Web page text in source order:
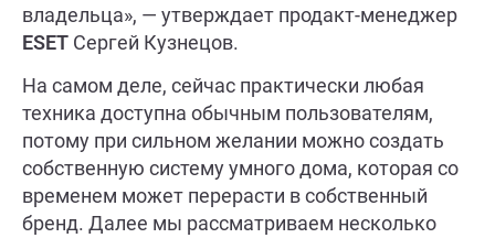
владельца», — утверждает продакт-менеджер
ESET Сергей Кузнецов.
На самом деле, сейчас практически любая
техника доступна обычным пользователям,
потому при сильном желании можно создать
собственную систему умного дома, которая со
временем может перерасти в собственный
бренд. Далее мы рассматриваем несколько